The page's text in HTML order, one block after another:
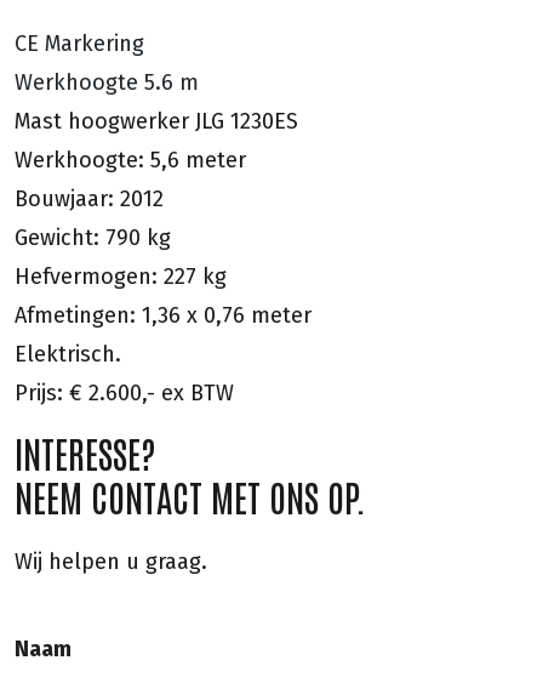
CE Markering
Werkhoogte 5.6 m
Mast hoogwerker JLG 1230ES
Werkhoogte: 5,6 meter
Bouwjaar: 2012
Gewicht: 790 kg
Hefvermogen: 227 kg
Afmetingen: 1,36 x 0,76 meter
Elektrisch.
Prijs: € 2.600,- ex BTW
INTERESSE?
NEEM CONTACT MET ONS OP.
Wij helpen u graag.
Naam